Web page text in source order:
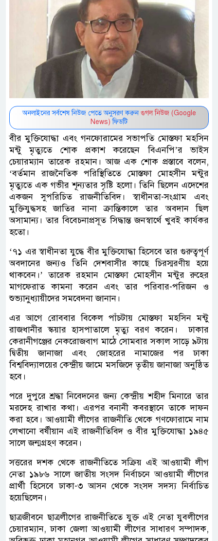
অনলাইনের সর্বশেষ নিউজ পেতে অনুসরণ করুন গুগল নিউজ (Google
News) ফিডটি
বীর মুক্তিযোদ্ধা এবং গনফোরামের সভাপতি মোস্তফা মহসিন
মন্টু মৃত্যুতে শোক প্রকাশ করেছেন বিএনপি’র ভাইস
চেয়ারম্যান তারেক রহমান। আজ এক শোক প্রস্তাবে বলেন,
‘বর্তমান রাজনৈতিক পরিস্থিতিতে মোস্তফা মোহসীন মন্টুর
মৃত্যুতে এক গভীর শূন্যতার সৃষ্টি হলো। তিনি ছিলেন এদেশের
একজন সুপরিচিত রাজনীতিবিদ। স্বাধীনতা-সংগ্রাম এবং
মুক্তিযুদ্ধসহ জাতির নানা ক্রান্তিকালে তার অবদান ছিল
অসামান্য। তার বিবেচনাপ্রসূত সিদ্ধান্ত জনস্বার্থে খুবই কার্যকর
হতো।
‘৭১ এর স্বাধীনতা যুদ্ধে বীর মুক্তিযোদ্ধা হিসেবে তার গুরুত্বপূর্ণ
অবদানের জন্যও তিনি দেশবাসীর কাছে চিরস্মরণীয় হয়ে
থাকবেন।’ তারেক রহমান মোস্তফা মোহসীন মন্টুর রুহের
মাগফেরাত কামনা করেন এবং তার পরিবার-পরিজন ও
শুভ্যানুধ্যায়ীদের সমবেদনা জানান।
এর আগে রোববার বিকেল পাঁচটায় মোস্তফা মহসিন মন্টু
রাজধানীর স্কয়ার হাসপাতালে মৃত্যু বরণ করেন। ঢাকার
কেরানীগঞ্জের নেকরোজবাগ মাঠে সোমবার সকাল সাড়ে ৯টায়
দ্বিতীয় জানাজা এবং জোহরের নামাজের পর ঢাকা
বিশ্ববিদ্যালয়ের কেন্দ্রীয় জামে মসজিদে তৃতীয় জানাজা অনুষ্ঠিত
হবে।
পরে দুপুরে শ্রদ্ধা নিবেদনের জন্য কেন্দ্রীয় শহীদ মিনারে তার
মরদেহ রাখার কথা। এরপর বনানী কবরস্থানে তাকে দাফন
করা হবে। আওয়ামী লীগের রাজনীতি থেকে গণফোরামে নাম
লেখানো বর্ষীয়ান এই রাজনীতিবিদ ও বীর মুক্তিযোদ্ধা ১৯৪৫
সালে জন্মগ্রহণ করেন।
সত্তরের দশক থেকে রাজনীতিতে সক্রিয় এই আওয়ামী লীগ
নেতা ১৯৮৬ সালে জাতীয় সংসদ নির্বাচনে আওয়ামী লীগের
প্রার্থী হিসেবে ঢাকা-৩ আসন থেকে সংসদ সদস্য নির্বাচিত
হয়েছিলেন।
ছাত্রজীবনে ছাত্রলীগের রাজনীতিতে যুক্ত এই নেতা যুবলীগের
চেয়ারম্যান, ঢাকা জেলা আওয়ামী লীগের সাধারণ সম্পাদক,